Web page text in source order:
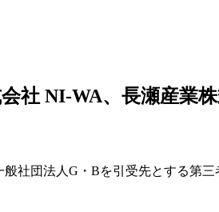
社 NI-WA、長瀬産業
社団法人G・Bを引受先とする第三